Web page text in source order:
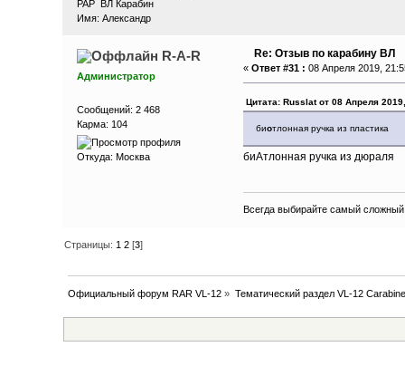
РАР ВЛ Карабин
Имя: Александр
R-A-R
Администратор
Сообщений: 2 468
Карма: 104
Откуда: Москва
Re: Отзыв по карабину ВЛ
« Ответ #31 : 08 Апреля 2019,
Цитата: Russlat от 08 Апреля
биотлонная ручка из пластика
биАтлонная ручка из дюраля
Всегда выбирайте самый
Страницы: 1 2 [3]
Официальный форум RAR VL-12 » Тематический раздел VL-12 Carabine